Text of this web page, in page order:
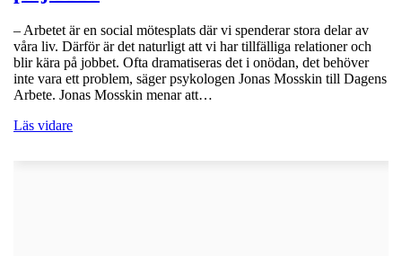
– Arbetet är en social mötesplats där vi spenderar stora delar av
våra liv. Därför är det naturligt att vi har tillfälliga relationer och
blir kära på jobbet. Ofta dramatiseras det i onödan, det behöver
inte vara ett problem, säger psykologen Jonas Mosskin till Dagens
Arbete. Jonas Mosskin menar att…
Läs vidare